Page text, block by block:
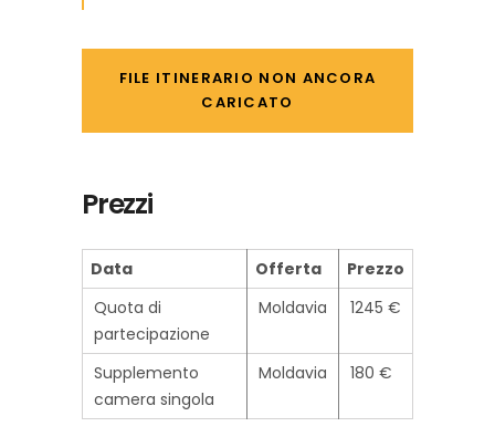
FILE ITINERARIO NON ANCORA
CARICATO
Prezzi
Data Offerta
Prezzo
Quota di
partecipazione
Moldavia 1245 €
Supplemento
camera singola
Moldavia 180 €